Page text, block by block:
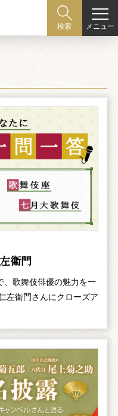
検索 メニュー
衛門
、歌舞伎俳優の魅力を一
左衛門さんにクローズア